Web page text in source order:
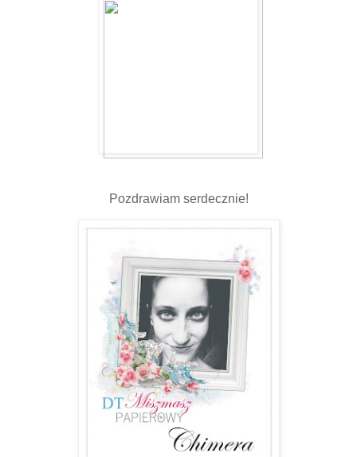
Pozdrawiam serdecznie!